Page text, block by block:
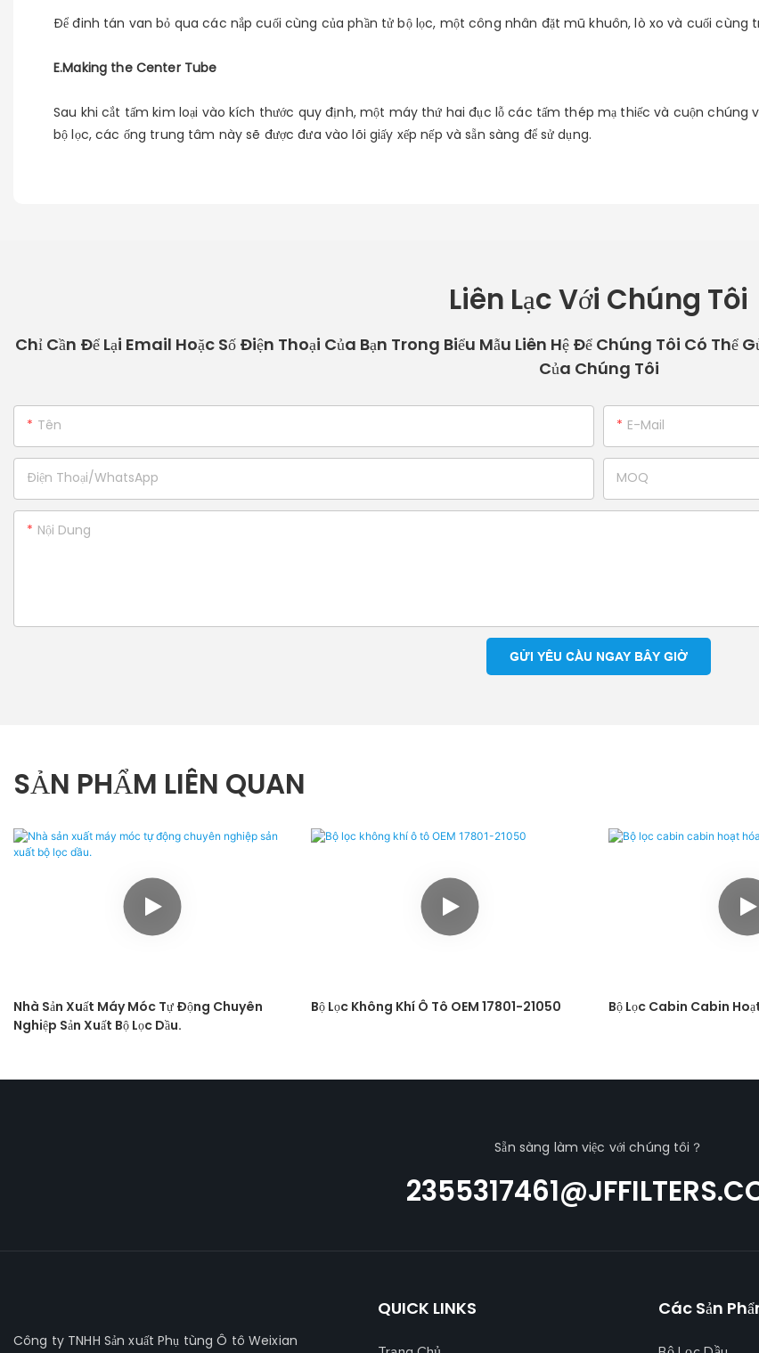
Để đinh tán van bỏ qua các nắp cuối cùng của phần tử bộ lọc, một công nhân đặt mũ khuôn, lò xo và cuối
E.Making the Center Tube
Sau khi cắt tấm kim loại vào kích thước quy định, một máy thứ hai đục lỗ các tấm thép mạ thiếc và cuộn chúng
bộ lọc, các ống trung tâm này sẽ được đưa vào lõi giấy xếp nếp và sẵn sàng để sử dụng.
Liên Lạc Với Chúng Tôi
Chỉ Cần Để Lại Email Hoặc Số Điện Thoại Của Bạn Trong Biểu Mẫu Liên Hệ Để Chúng Tôi Có Thể
Của Chúng Tôi
Tên E-Mail
Điện Thoại/WhatsApp MOQ
Nội Dung
GỬI YÊU CẦU NGAY BÂY GIỜ
SẢN PHẨM LIÊN QUAN
Nhà Sản Xuất Máy Móc Tự Động Chuyên
Nghiệp Sản Xuất Bộ Lọc Dầu.
Bộ Lọc Không Khí Ô Tô OEM 17801-21050 Bộ Lọc Cabin Cabin
Sẵn sàng làm việc với chúng tôi？
Công ty TNHH Sản xuất Phụ tùng Ô tô Weixian
QUICK LINKS Các Sản